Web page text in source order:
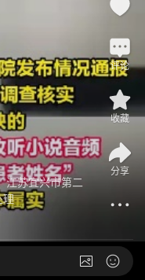
江苏宜兴市第二
理
评论
收藏
分享